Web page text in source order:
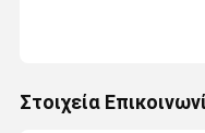
Στοιχεία